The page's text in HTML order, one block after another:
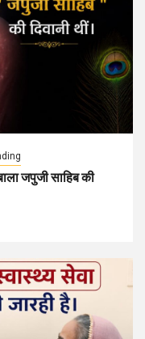
जपुजी साहिब की